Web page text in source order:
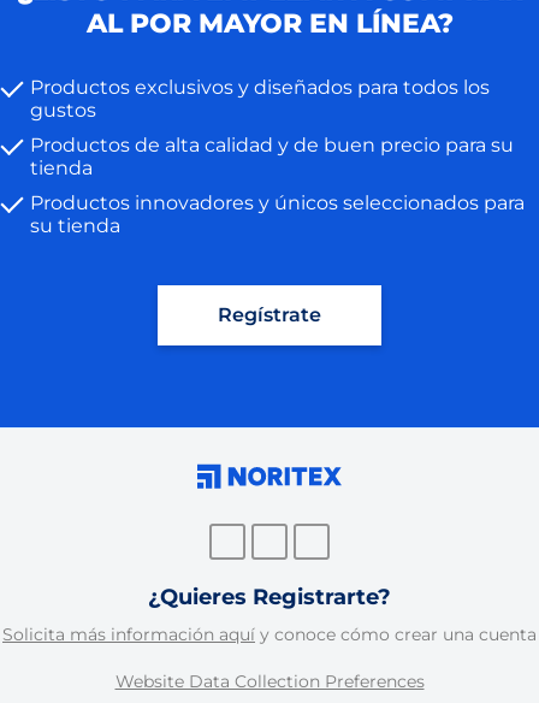
AL POR MAYOR EN LÍNEA?
Productos exclusivos y diseñados para todos los
gustos
Productos de alta calidad y de buen precio para su
tienda
Productos innovadores y únicos seleccionados para
su tienda
Regístrate
¿Quieres Registrarte?
Solicita más información aquí y conoce cómo crear una cuenta
Website Data Collection Preferences